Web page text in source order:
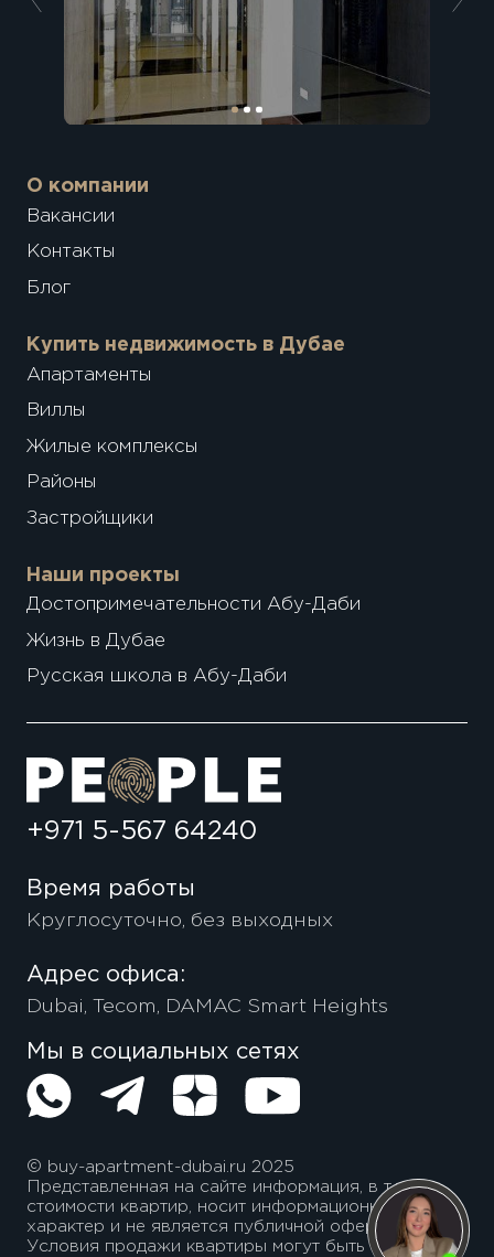
О компании
Вакансии
Контакты
Блог
Купить недвижимость в Дубае
Апартаменты
Виллы
Жилые комплексы
Районы
Застройщики
Наши проекты
Достопримечательности Абу-Даби
Жизнь в Дубае
Русская школа в Абу-Даби
+971 5-567 64240
Время работы
Круглосуточно, без выходных
Адрес офиса:
Dubai, Tecom, DAMAC Smart Heights
Мы в социальных сетях
© buy-apartment-dubai.ru 2025
Представленная на сайте информация, в т.ч.
стоимости квартир, носит информационный
характер и не является публичной офертой.
Условия продажи квартиры могут быть изменены